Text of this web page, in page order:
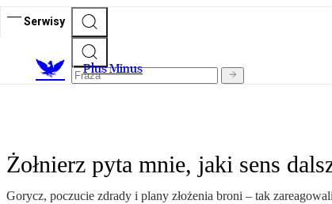
Serwisy
Plus Minus
Żołnierz pyta mnie, jaki sens
Gorycz, poczucie zdrady i plany złożenia broni – tak